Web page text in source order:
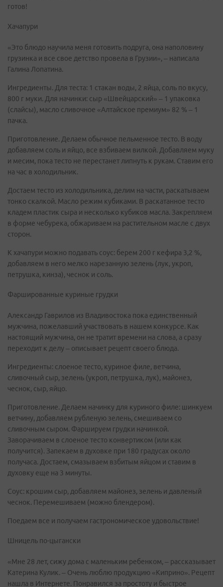
готов!
Хачапури
«Это блюдо научила меня готовить подруга, она наполовину
грузинка и все свое детство провела в Грузии», – написала
Галина Лопатина.
Ингредиенты. Для теста: 1 стакан воды, 2 яйца, соль по вкусу,
800 г муки. Для начинки: сыр «Швейцарский» – 1 упаковка
(слайсы), масло сливочное «Алтайское премиум» 82 % – 1
пачка.
Приготовление. Делаем обычное пельменное тесто. В воду
добавляем соль и яйцо, все взбиваем вилкой. Добавляем муку
и месим, пока тесто не перестанет липнуть к рукам. Ставим его
на час в холодильник.
Достаем тесто из холодильника, делим на части, раскатываем
тонко скалкой. Масло режим кубиками. В раскатанное тесто
кладем пластик сыра и несколько кубиков масла. Закрепляем
в форме чебурека, обжариваем на растительном масле с двух
сторон.
К хачапури можно подавать соус: берем 200 г кефира 3,2 %,
добавляем в него мелко нарезанную зелень (лук, укроп,
петрушка, кинза), чеснок и соль.
Фаршированные куриные грудки
Александр Гаврилов из Владивостока пока единственный
мужчина, пожелавший участвовать в нашем конкурсе. Как
настоящий мужчина, он не тратит времени на слова, а сразу
переходит к делу – описывает рецепт своего блюда.
Ингредиенты: слоеное тесто, куриное филе, ветчина,
сливочный сыр, зелень (укроп, петрушка, лук), майонез,
чеснок, сыр, яйцо.
Приготовление. Делаем начинку для куриного филе: шинкуем
ветчину, добавляем рубленую зелень, смешиваем со
сливочным сыром. Фаршируем грудки начинкой.
Заворачиваем в слоеное тесто конвертиком (или как
получится). Запекаем в духовке при 180 градусах около
получаса. Достаем, смазываем взбитым яйцом и ставим в
духовку еще на 3 минуты.
Соус: крошим сыр, добавляем майонез, зелень и давленый
чеснок. Перемешиваем (можно блендером).
Поедаем все и получаем гастрономическое удовольствие!
Шницель по-цыгански
«Мне 28 лет, сижу дома с маленьким ребенком, – рассказывает
Катерина Кулик. – Очень люблю продукцию «Киприно». Рецепт
нашла в Интернете. Понравился за простоту и быстрое